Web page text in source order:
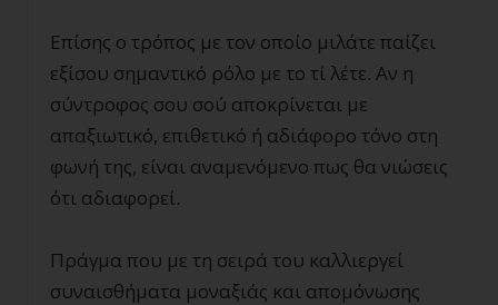
Επίσης ο τρόπος με τον οποίο μιλάτε παίζει
εξίσου σημαντικό ρόλο με το τί λέτε. Αν η
σύντροφος σου σού αποκρίνεται με
απαξιωτικό, επιθετικό ή αδιάφορο τόνο στη
φωνή της, είναι αναμενόμενο πως θα νιώσεις
ότι αδιαφορεί.
Πράγμα που με τη σειρά του καλλιεργεί
συναισθήματα μοναξιάς και απομόνωσης